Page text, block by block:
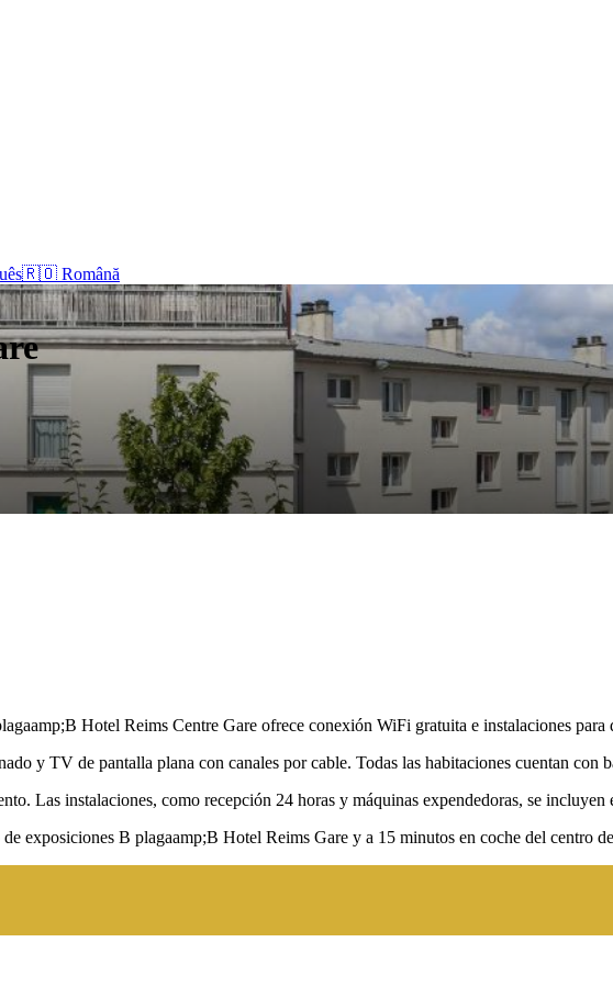
🇷🇴 Română
Hotel Reims Centre Gare ofrece conexión WiFi gratuita e instalaciones para
y TV de pantalla plana con canales por cable. Todas las habitaciones cuentan
Las instalaciones, como recepción 24 horas y máquinas expendedoras, se
exposiciones B plagaamp;B Hotel Reims Gare y a 15 minutos en coche del centro